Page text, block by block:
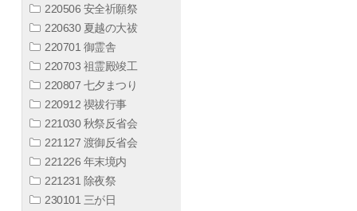
220506 安全祈願祭
220630 夏越の大祓
220701 御霊舎
220703 祖霊殿竣工
220807 七夕まつり
220912 禊祓行事
221030 秋祭反省会
221127 渡御反省会
221226 年末境内
221231 除夜祭
230101 三が日